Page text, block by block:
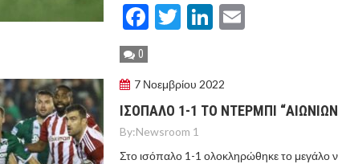
Facebook
TwitterLinkedIn
0
7 Νοεμβρίου 2022
ΙΣΟΠΑΛΟ 1-1 ΤΟ ΝΤΕΡΜΠΙ
By:Newsroom 1
Στο ισόπαλο 1-1 ολοκληρώθηκε το μεγάλο